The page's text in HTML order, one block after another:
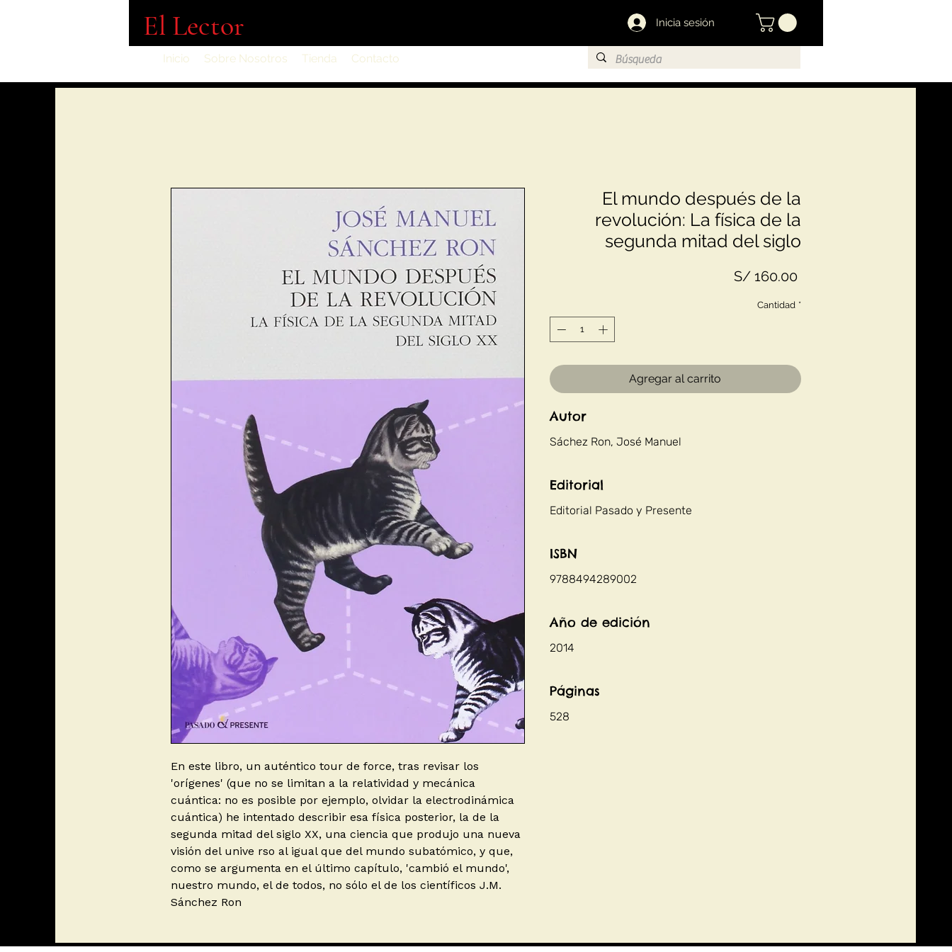
El Lector Inicia sesión
Inicio Sobre Nosotros Tienda Contacto
En este libro, un auténtico tour de force, tras revisar los
'orígenes' (que no se limitan a la relatividad y mecánica
cuántica: no es posible por ejemplo, olvidar la electrodinámica
cuántica) he intentado describir esa física posterior, la de la
segunda mitad del siglo XX, una ciencia que produjo una nueva
visión del unive rso al igual que del mundo subatómico, y que,
como se argumenta en el último capítulo, 'cambió el mundo',
nuestro mundo, el de todos, no sólo el de los científicos J.M.
Sánchez Ron
El mundo después de la
revolución: La física de la
segunda mitad del siglo
S/ 160.00Precio
Cantidad *
Agregar al carrito
Autor
Sáchez Ron, José Manuel
Editorial
Editorial Pasado y Presente
ISBN
9788494289002
Año de edición
2014
Páginas
528